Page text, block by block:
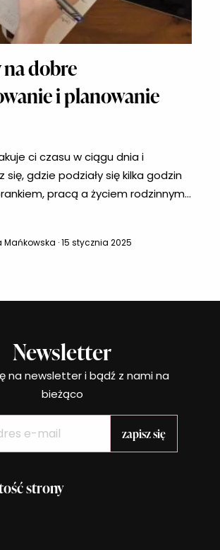
na dobre
i planowanie
ci czasu w ciągu dnia i
się, gdzie podziały się kilka godzin
pracą a życiem rodzinnym i
w twoim życiu brak organizacji.
czasem, aby umiejętnie
· 15 stycznia 2025
strony
Newsletter
na newsletter i bądź z nami na
bieżąco